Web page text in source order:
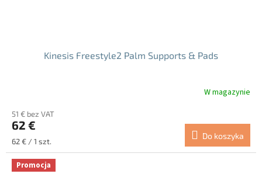
Kinesis Freestyle2 Palm Supports & Pads
W magazynie
51 € bez VAT
62 €
Cena
jednostkowa:
62 € / 1 szt.
Do koszyka
Promocja